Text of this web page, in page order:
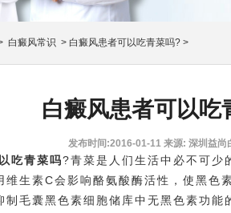
白癜风常识 > 白癜风患者可以吃青菜吗? >
白癜风患者可以吃
发布时间:2016-01-11 来源: 深圳益尚
吃青菜吗?青菜是人们生活中必不可少
维生素C会影响酪氨酸酶活性，使黑色
制毛囊黑色素细胞储库中无黑色素功